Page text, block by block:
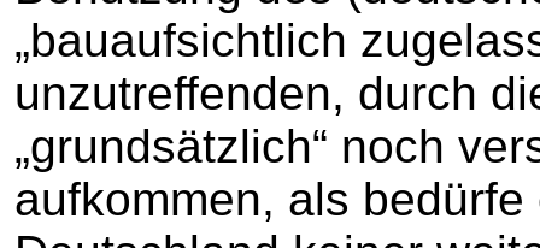
„bauaufsichtlich
unzutreffenden, durch
„grundsätzlich“ noch
aufkommen, als